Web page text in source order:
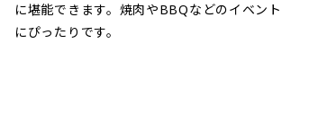
に堪能できます。焼肉やBBQなどのイベント
にぴったりです。